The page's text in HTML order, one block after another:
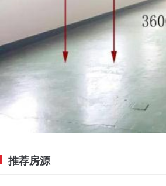
推荐房源